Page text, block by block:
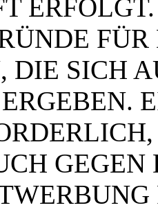
DIE SICH